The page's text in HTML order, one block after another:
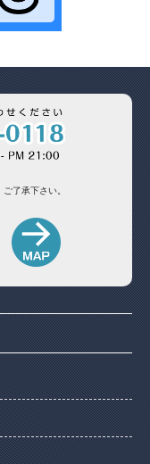
ご了承下さい。